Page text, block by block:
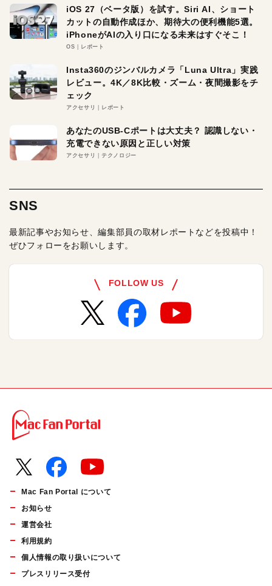
iOS 27（ベータ版）を試す。Siri AI、ショート
カットの自動作成ほか、期待大の便利機能5選。
iPhoneがAIの入り口になる未来はすぐそこ！
OS レポート
Insta360のジンバルカメラ「Luna Ultra」実践
レビュー。4K／8K比較・ズーム・夜間撮影をチ
ェック
アクセサリ レポート
あなたのUSB-Cポートは大丈夫？ 認識しない・
充電できない原因と正しい対策
アクセサリ テクノロジー
SNS
最新記事やお知らせ、編集部員の取材レポートなどを投稿中！
ぜひフォローをお願いします。
FOLLOW US
Mac Fan Portal について
お知らせ
運営会社
利用規約
個人情報の取り扱いについて
プレスリリース受付